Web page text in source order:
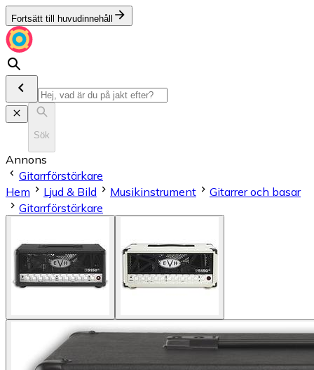
Fortsätt till huvudinnehåll
Sök
Annons
Gitarrförstärkare
Hem
Ljud & Bild Musikinstrument
Gitarrer och basar
Gitarrförstärkare